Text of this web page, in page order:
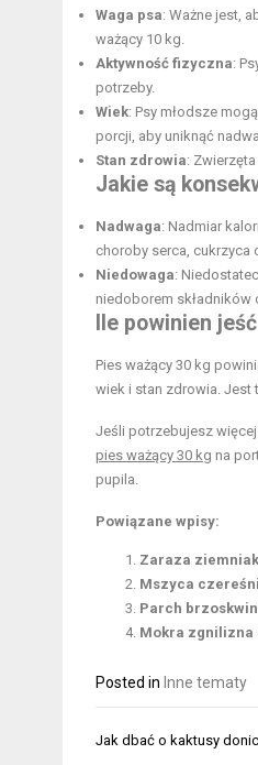
Waga psa: Ważne jest,
ważący 10 kg.
Aktywność fizyczna:
potrzeby.
Wiek: Psy młodsze
porcji, aby uniknąć
Stan zdrowia:
Jakie są
Nadwaga: Nadmiar
choroby serca, cukrzyca
Niedowaga:
niedoborem składników
Ile powinien
Pies ważący 30 kg
wiek i stan zdrowia. Jest
Jeśli potrzebujesz
pies ważący 30 kg na
pupila.
Powiązane wpisy:
Zaraza
Mszyca
Parch
Mokra zgnilizna
Posted in Inne tematy
Nawigacja
Jak dbać o kaktusy